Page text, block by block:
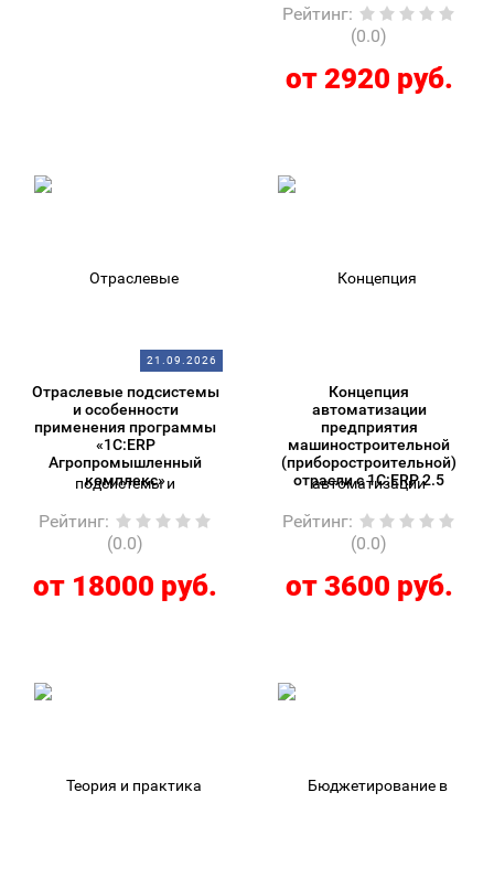
Рейтинг:
(0.0)
от 2920 руб.
21.09.2026
Отраслевые подсистемы
и особенности
применения программы
«1С:ERP
Агропромышленный
комплекс»
Рейтинг:
(0.0)
от 18000 руб.
Концепция
автоматизации
предприятия
машиностроительной
(приборостроительной)
отрасли с 1С:ERP 2.5
Рейтинг:
(0.0)
от 3600 руб.